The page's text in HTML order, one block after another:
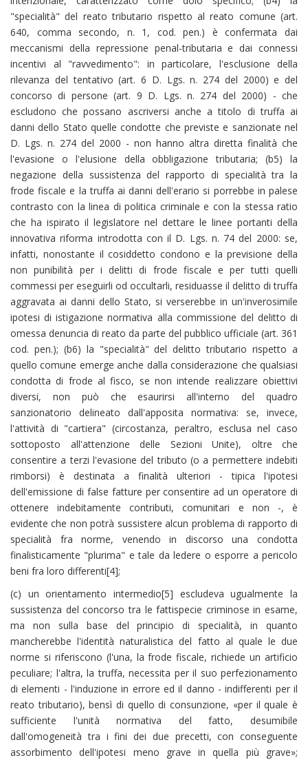
"specialità" del reato tributario rispetto al reato comune (art.
640, comma secondo, n. 1, cod. pen.) è confermata dai
meccanismi della repressione penal-tributaria e dai connessi
incentivi al "ravvedimento": in particolare, l'esclusione della
rilevanza del tentativo (art. 6 D. Lgs. n. 274 del 2000) e del
concorso di persone (art. 9 D. Lgs. n. 274 del 2000) - che
escludono che possano ascriversi anche a titolo di truffa ai
danni dello Stato quelle condotte che previste e sanzionate nel
D. Lgs. n. 274 del 2000 - non hanno altra diretta finalità che
l'evasione o l'elusione della obbligazione tributaria; (b5) la
negazione della sussistenza del rapporto di specialità tra la
frode fiscale e la truffa ai danni dell'erario si porrebbe in palese
contrasto con la linea di politica criminale e con la stessa ratio
che ha ispirato il legislatore nel dettare le linee portanti della
innovativa riforma introdotta con il D. Lgs. n. 74 del 2000: se,
infatti, nonostante il cosiddetto condono e la previsione della
non punibilità per i delitti di frode fiscale e per tutti quelli
commessi per eseguirli od occultarli, residuasse il delitto di truffa
aggravata ai danni dello Stato, si verserebbe in un'inverosimile
ipotesi di istigazione normativa alla commissione del delitto di
omessa denuncia di reato da parte del pubblico ufficiale (art. 361
cod. pen.); (b6) la "specialità" del delitto tributario rispetto a
quello comune emerge anche dalla considerazione che qualsiasi
condotta di frode al fisco, se non intende realizzare obiettivi
diversi, non può che esaurirsi all'interno del quadro
sanzionatorio delineato dall'apposita normativa: se, invece,
l'attività di "cartiera" (circostanza, peraltro, esclusa nel caso
sottoposto all'attenzione delle Sezioni Unite), oltre che
consentire a terzi l'evasione del tributo (o a permettere indebiti
rimborsi) è destinata a finalità ulteriori - tipica l'ipotesi
dell'emissione di false fatture per consentire ad un operatore di
ottenere indebitamente contributi, comunitari e non -, è
evidente che non potrà sussistere alcun problema di rapporto di
specialità fra norme, venendo in discorso una condotta
finalisticamente "plurima" e tale da ledere o esporre a pericolo
beni fra loro differenti[4];
(c) un orientamento intermedio[5] escludeva ugualmente la
sussistenza del concorso tra le fattispecie criminose in esame,
ma non sulla base del principio di specialità, in quanto
mancherebbe l'identità naturalistica del fatto al quale le due
norme si riferiscono (l'una, la frode fiscale, richiede un artificio
peculiare; l'altra, la truffa, necessita per il suo perfezionamento
di elementi - l'induzione in errore ed il danno - indifferenti per il
reato tributario), bensì di quello di consunzione, «per il quale è
sufficiente l'unità normativa del fatto, desumibile
dall'omogeneità tra i fini dei due precetti, con conseguente
assorbimento dell'ipotesi meno grave in quella più grave»;